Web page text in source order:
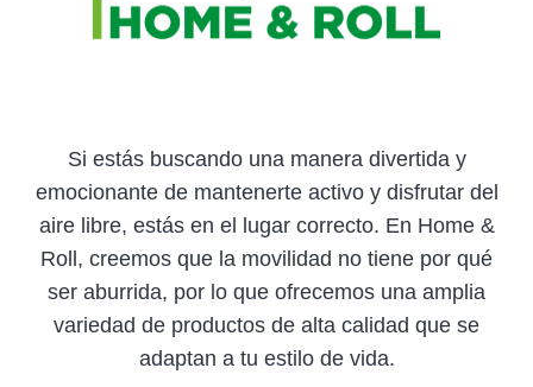
Si estás buscando una manera divertida y
emocionante de mantenerte activo y disfrutar del
aire libre, estás en el lugar correcto. En Home &
Roll, creemos que la movilidad no tiene por qué
ser aburrida, por lo que ofrecemos una amplia
variedad de productos de alta calidad que se
adaptan a tu estilo de vida.